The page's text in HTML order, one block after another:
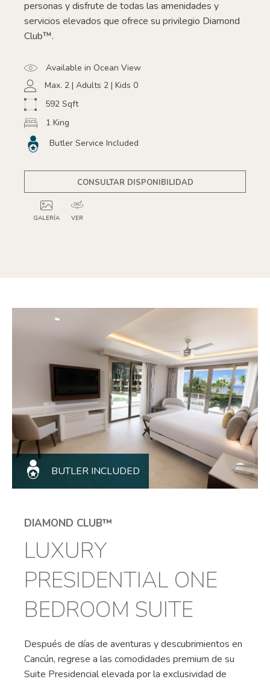
personas y disfrute de todas las amenidades y
servicios elevados que ofrece su privilegio Diamond
Club™.
Available in Ocean View
Max. 2 | Adults 2 | Kids 0
592 Sqft
1 King
Butler Service Included
CONSULTAR DISPONIBILIDAD
GALERÍA
VER
BUTLER INCLUDED
DIAMOND CLUB™
LUXURY
PRESIDENTIAL ONE
BEDROOM SUITE
Después de días de aventuras y descubrimientos en
Cancún, regrese a las comodidades premium de su
Suite Presidencial elevada por la exclusividad de